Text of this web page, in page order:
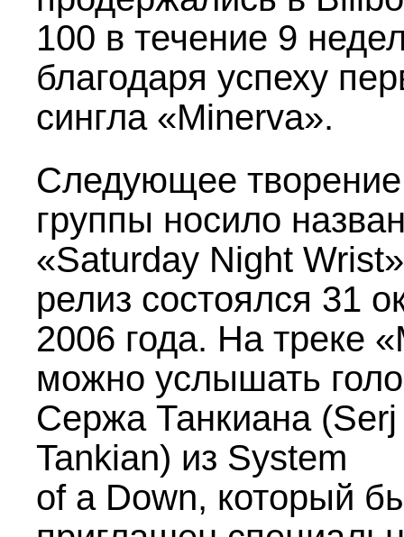
100 в течение 9
благодаря успеху
сингла «Minerva».
Следующее творение
группы носило
«Saturday Night
релиз состоялся 31
2006 года. На треке
можно услышать
Сержа Танкиана (Serj
Tankian) из System
of a Down, который